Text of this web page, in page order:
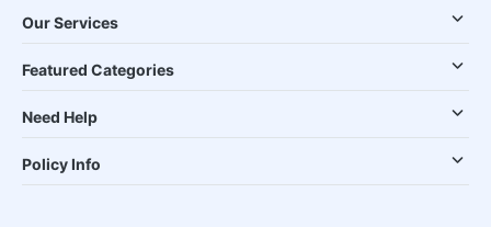
Our Services
Featured Categories
Need Help
Policy Info